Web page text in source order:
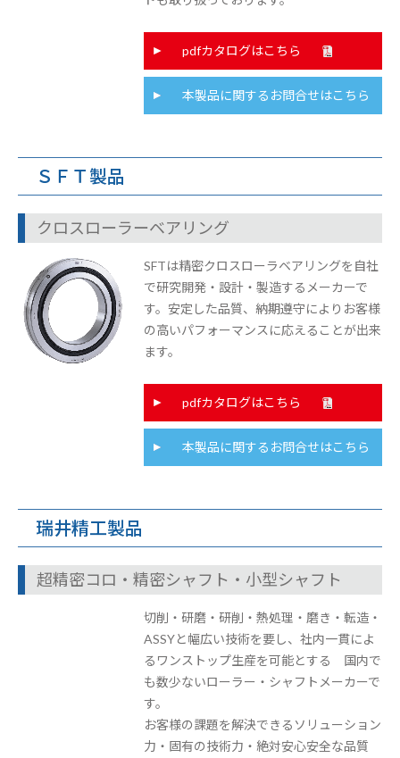
pdfカタログはこちら
本製品に関するお問合せはこちら
ＳＦＴ製品
クロスローラーベアリング
SFTは精密クロスローラベアリングを自社
で研究開発・設計・製造するメーカーで
す。安定した品質、納期遵守によりお客様
の高いパフォーマンスに応えることが出来
ます。
pdfカタログはこちら
本製品に関するお問合せはこちら
瑞井精工製品
超精密コロ・精密シャフト・小型シャフト
切削・研磨・研削・熱処理・磨き・転造・
ASSYと幅広い技術を要し、社内一貫によ
るワンストップ生産を可能とする 国内で
も数少ないローラー・シャフトメーカーで
す。
お客様の課題を解決できるソリューション
力・固有の技術力・絶対安心安全な品質